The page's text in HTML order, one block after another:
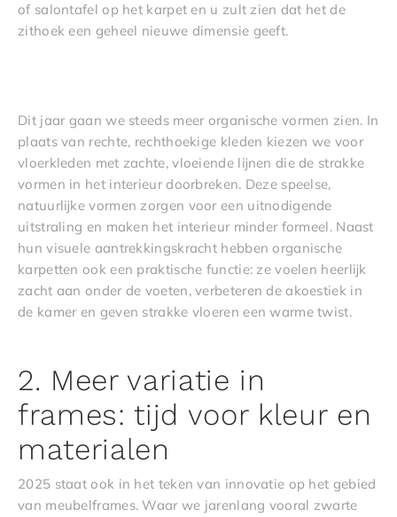
of salontafel op het karpet en u zult zien dat het de
zithoek een geheel nieuwe dimensie geeft.
Dit jaar gaan we steeds meer organische vormen zien. In
plaats van rechte, rechthoekige kleden kiezen we voor
vloerkleden met zachte, vloeiende lijnen die de strakke
vormen in het interieur doorbreken. Deze speelse,
natuurlijke vormen zorgen voor een uitnodigende
uitstraling en maken het interieur minder formeel. Naast
hun visuele aantrekkingskracht hebben organische
karpetten ook een praktische functie: ze voelen heerlijk
zacht aan onder de voeten, verbeteren de akoestiek in
de kamer en geven strakke vloeren een warme twist.
2. Meer variatie in
frames: tijd voor kleur en
materialen
2025 staat ook in het teken van innovatie op het gebied
van meubelframes. Waar we jarenlang vooral zwarte